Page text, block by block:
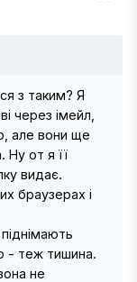
з таким? Я
через імейл,
але вони ще
Ну от я її
видає.
браузерах і
- теж тишина.
не